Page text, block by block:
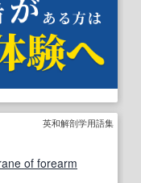
英和解剖学用語集
of forearm